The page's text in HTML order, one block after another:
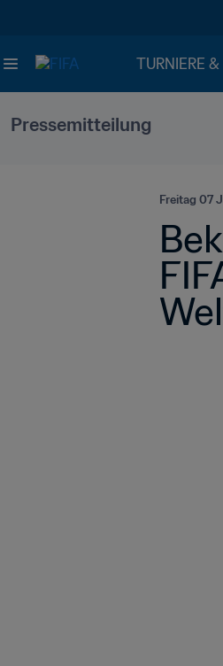
TURNIERE
Pressemitteilung
Freitag 07